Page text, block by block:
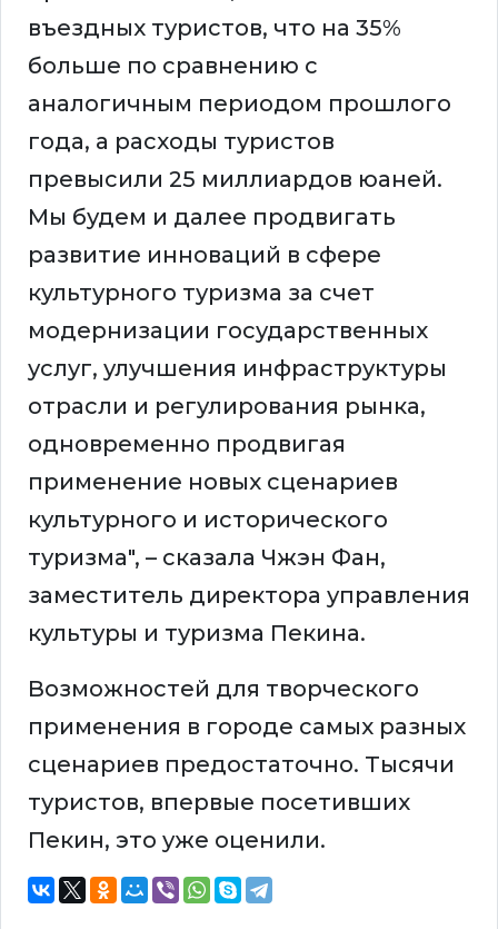
въездных туристов, что на 35%
больше по сравнению с
аналогичным периодом прошлого
года, а расходы туристов
превысили 25 миллиардов юаней.
Мы будем и далее продвигать
развитие инноваций в сфере
культурного туризма за счет
модернизации государственных
услуг, улучшения инфраструктуры
отрасли и регулирования рынка,
одновременно продвигая
применение новых сценариев
культурного и исторического
туризма", – сказала Чжэн Фан,
заместитель директора управления
культуры и туризма Пекина.
Возможностей для творческого
применения в городе самых разных
сценариев предостаточно. Тысячи
туристов, впервые посетивших
Пекин, это уже оценили.